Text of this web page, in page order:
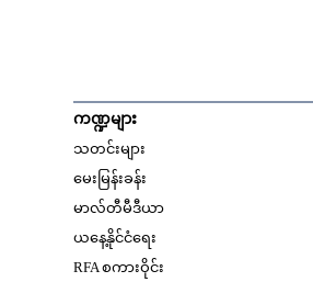
ကဏ္ဍများ
သတင်းများ
မေးမြန်းခန်း
မာလ်တီမီဒီယာ
ယနေ့နိုင်ငံရေး
RFA စကားဝိုင်း